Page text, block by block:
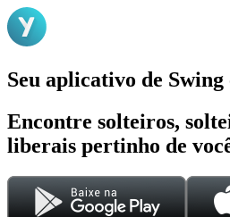
Seu aplicativo de
Encontre solteiros,
liberais pertinho de